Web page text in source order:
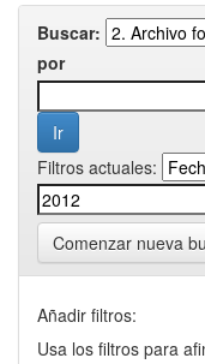
Buscar:
por
Filtros actuales:
Comenzar nueva
Añadir filtros:
Usa los filtros para